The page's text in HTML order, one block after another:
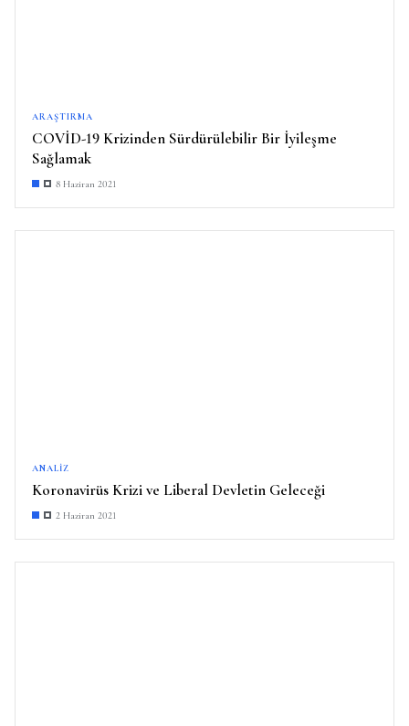
ARAŞTIRMA
COVİD-19 Krizinden Sürdürülebilir Bir İyileşme
Sağlamak
8 Haziran 2021
ANALIZ
Koronavirüs Krizi ve Liberal Devletin Geleceği
2 Haziran 2021